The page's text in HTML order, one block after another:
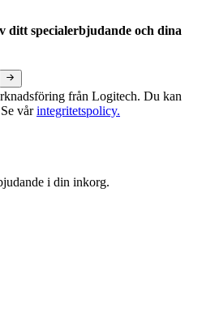
ditt specialerbjudande och dina
från Logitech. Du kan
vårintegritetspolicy.
i din inkorg.